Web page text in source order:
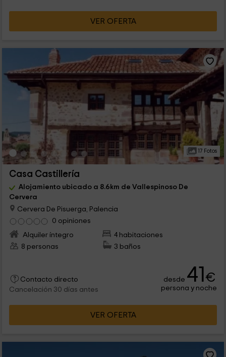
VER OFERTA
17 Fotos
Casa Castillería
Alojamiento ubicado a 8.6km de Vallespinoso De
Cervera
Cervera De Pisuerga, Palencia
0 opiniones
Alquiler íntegro
4 habitaciones
8 personas
3 baños
Contacto directo
Cancelación 30 días antes
desde 41€
persona y noche
VER OFERTA